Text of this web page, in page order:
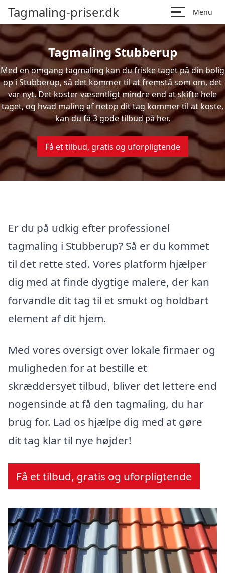
Tagmaling-priser.dk Menu
Tagmaling Stubberup
Med en omgang tagmaling kan du friske taget på din bolig
op i Stubberup, så det kommer til at fremstå som om, det
var nyt. Det koster væsentligt mindre end at skifte hele
taget, og hvad maling af netop dit tag kommer til at koste,
kan du få 3 gode tilbud på her.
Få et tilbud, gratis og uforpligtende
Er du på udkig efter professionel
tagmaling i Stubberup? Så er du kommet
til det rette sted. Vores platform hjælper
dig med at finde dygtige malere, der kan
forvandle dit tag til et smukt og holdbart
element af dit hjem.
Med vores oversigt over lokale firmaer og
muligheden for at bestille et
skræddersyet tilbud, bliver det lettere end
nogensinde at få den tagmaling, du har
brug for. Lad os hjælpe dig med at gøre
dit tag klar til nye højder!
Få et tilbud, gratis og uforpligtende